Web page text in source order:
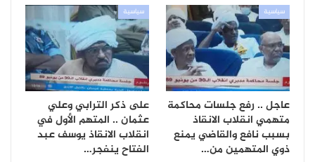
سياسية
عاجل .. رفع جلسات محاكمة
متهمي انقلاب الانقاذ
بسبب نافع والقاضي يمنع
ذوي المتهمين من…
سياسية
على ذكر الترابي وعلي
عثمان .. المتهم الأول في
انقلاب الانقاذ يوسف عبد
الفتاح ينفجر…